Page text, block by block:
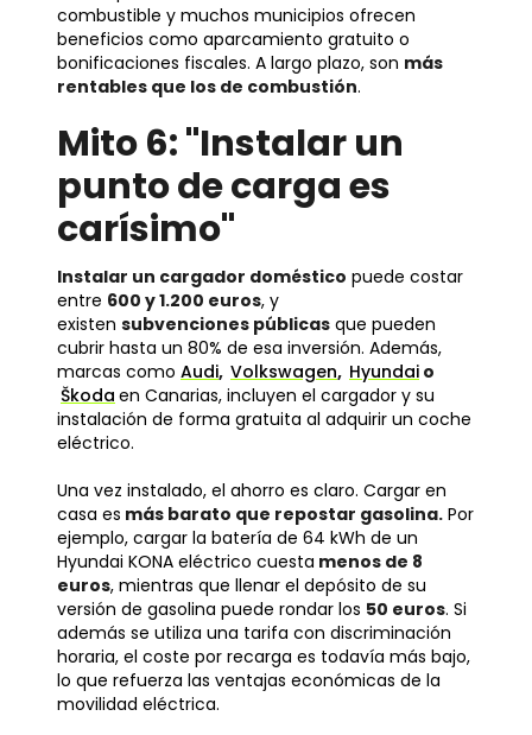
combustible y muchos municipios ofrecen
beneficios como aparcamiento gratuito o
bonificaciones fiscales. A largo plazo, son más
rentables que los de combustión.
Mito 6: "Instalar un
punto de carga es
carísimo"
Instalar un cargador doméstico puede costar
entre 600 y 1.200 euros, y
existen subvenciones públicas que pueden
cubrir hasta un 80% de esa inversión. Además,
marcas como Audi, Volkswagen, Hyundai o
Škoda en Canarias, incluyen el cargador y su
instalación de forma gratuita al adquirir un coche
eléctrico.
Una vez instalado, el ahorro es claro. Cargar en
casa es más barato que repostar gasolina. Por
ejemplo, cargar la batería de 64 kWh de un
Hyundai KONA eléctrico cuesta menos de 8
euros, mientras que llenar el depósito de su
versión de gasolina puede rondar los 50 euros. Si
además se utiliza una tarifa con discriminación
horaria, el coste por recarga es todavía más bajo,
lo que refuerza las ventajas económicas de la
movilidad eléctrica.